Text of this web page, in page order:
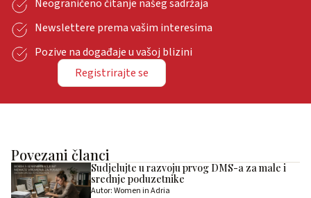
Neograničeno čitanje našeg sadržaja
Newslettere prema vašim interesima
Pozive na događaje u vašoj blizini
Registrirajte se
Povezani članci
Sudjelujte u razvoju prvog DMS-a za male i
srednje poduzetnike
Autor: Women in Adria